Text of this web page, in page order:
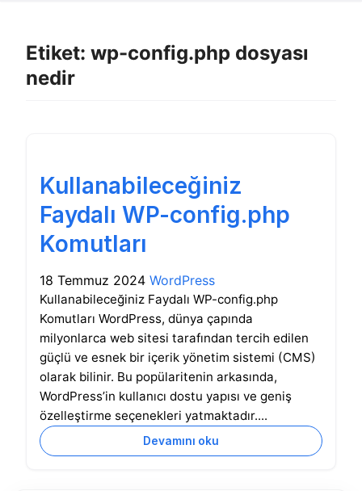
Etiket: wp-config.php dosyası
nedir
Kullanabileceğiniz
Faydalı WP-config.php
Komutları
18 Temmuz 2024 WordPress
Kullanabileceğiniz Faydalı WP-config.php
Komutları WordPress, dünya çapında
milyonlarca web sitesi tarafından tercih edilen
güçlü ve esnek bir içerik yönetim sistemi (CMS)
olarak bilinir. Bu popülaritenin arkasında,
WordPress’in kullanıcı dostu yapısı ve geniş
özelleştirme seçenekleri yatmaktadır....
Devamını oku